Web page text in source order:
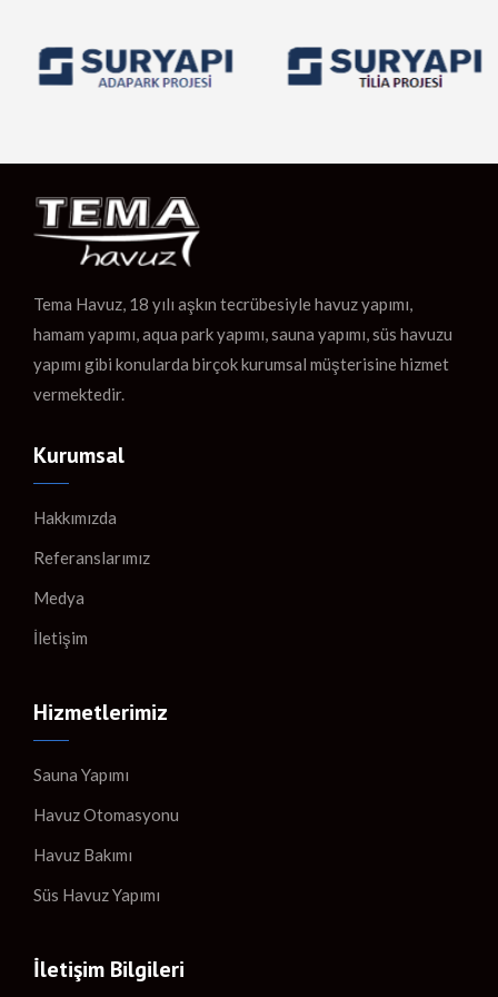
Tema Havuz, 18 yılı aşkın tecrübesiyle havuz yapımı,
hamam yapımı, aqua park yapımı, sauna yapımı, süs havuzu
yapımı gibi konularda birçok kurumsal müşterisine hizmet
vermektedir.
Kurumsal
Hakkımızda
Referanslarımız
Medya
İletişim
Hizmetlerimiz
Sauna Yapımı
Havuz Otomasyonu
Havuz Bakımı
Süs Havuz Yapımı
İletişim Bilgileri